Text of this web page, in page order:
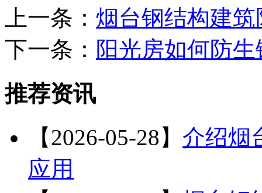
上一条： 烟台钢结构建
下一条： 阳光房如何防生
推荐资讯
【2026-05-28】 介绍烟
应用